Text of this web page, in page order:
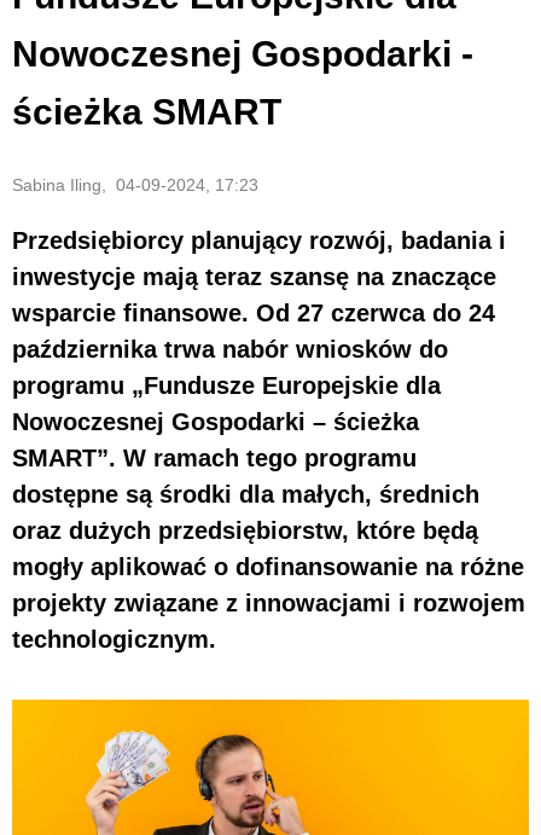
Nowoczesnej Gospodarki -
ścieżka SMART
Sabina Iling, 04-09-2024, 17:23
Przedsiębiorcy planujący rozwój, badania i
inwestycje mają teraz szansę na znaczące
wsparcie finansowe. Od 27 czerwca do 24
października trwa nabór wniosków do
programu „Fundusze Europejskie dla
Nowoczesnej Gospodarki – ścieżka
SMART”. W ramach tego programu
dostępne są środki dla małych, średnich
oraz dużych przedsiębiorstw, które będą
mogły aplikować o dofinansowanie na różne
projekty związane z innowacjami i rozwojem
technologicznym.